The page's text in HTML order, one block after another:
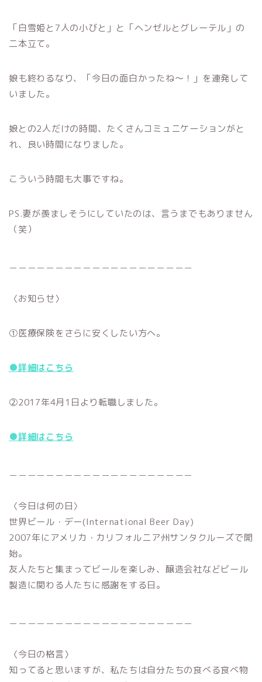
「白雪姫と7人の小びと」と「ヘンゼルとグレーテル」の
二本立て。
娘も終わるなり、「今日の面白かったね〜！」を連発して
いました。
娘との2人だけの時間、たくさんコミュニケーションがと
れ、良い時間になりました。
こういう時間も大事ですね。
PS.妻が羨ましそうにしていたのは、言うまでもありません
（笑）
〈お知らせ〉
①医療保険をさらに安くしたい方へ。
●詳細はこちら
②2017年4月1日より転職しました。
●詳細はこちら
〈今日は何の日〉
世界ビール・デー(International Beer Day)
2007年にアメリカ・カリフォルニア州サンタクルーズで開
始。
友人たちと集まってビールを楽しみ、醸造会社などビール
製造に関わる人たちに感謝をする日。
〈今日の格言〉
知ってると思いますが、私たちは自分たちの食べる食べ物